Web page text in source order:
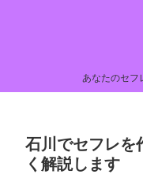
あなたのセフ
石川でセフレを
く解説します